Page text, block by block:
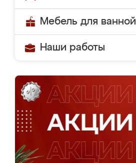
Мебель для ванной
Наши работы